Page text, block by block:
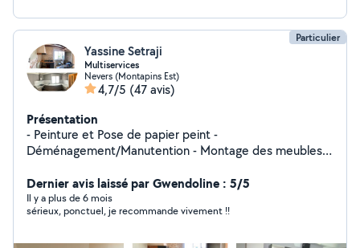
Réponse rapide
Particulier
Yassine Setraji
Multiservices
Nevers (Montapins Est)
4,7/5 (47 avis)
Présentation
- Peinture et Pose de papier peint -
Déménagement/Manutention - Montage des meubles -
Paiement CESU ( Chèque emploi service universel )
Dernier avis laissé par Gwendoline : 5/5
Il y a plus de 6 mois
sérieux, ponctuel, je recommande vivement !!